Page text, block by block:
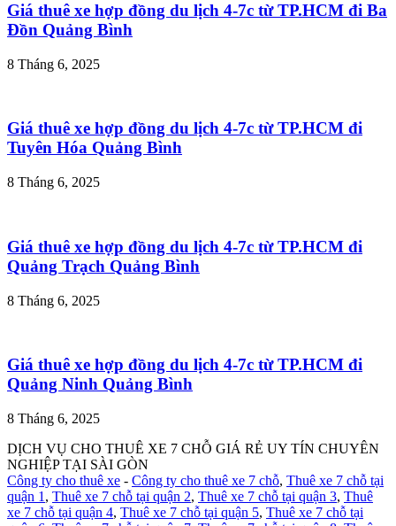
Giá thuê xe hợp đồng du lịch 4-7c từ TP.HCM đi Ba
Đồn Quảng Bình
8 Tháng 6, 2025
Giá thuê xe hợp đồng du lịch 4-7c từ TP.HCM đi
Tuyên Hóa Quảng Bình
8 Tháng 6, 2025
Giá thuê xe hợp đồng du lịch 4-7c từ TP.HCM đi
Quảng Trạch Quảng Bình
8 Tháng 6, 2025
Giá thuê xe hợp đồng du lịch 4-7c từ TP.HCM đi
Quảng Ninh Quảng Bình
8 Tháng 6, 2025
DỊCH VỤ CHO THUÊ XE 7 CHỖ GIÁ RẺ UY TÍN CHUYÊN
NGHIỆP TẠI SÀI GÒN
Công ty cho thuê xe - Công ty cho thuê xe 7 chỗ, Thuê xe 7 chỗ tại
quận 1 , Thuê xe 7 chỗ tại quận 2, Thuê xe 7 chỗ tại quận 3, Thuê
xe 7 chỗ tại quận 4, Thuê xe 7 chỗ tại quận 5, Thuê xe 7 chỗ tại